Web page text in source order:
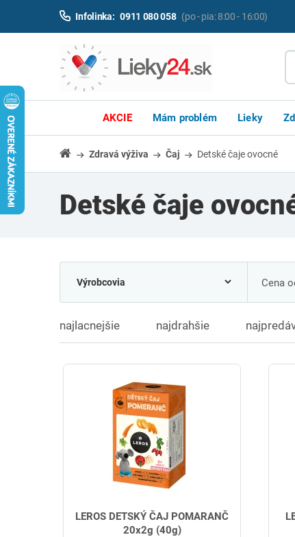
Infolinka: 0911 080 058 (po - pia: 8:00 - 16:00)
AKCIE Mám problém Lieky
Zdravá výživa Čaj Detské čaje ovocné
Detské čaje
Cena
najlacnejšie najdrahšie
LEROS DETSKÝ ČAJ POMARANČ
20x2g (40g)